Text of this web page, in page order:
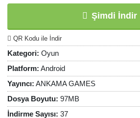
Şimdi İndir
QR Kodu ile İndir
Kategori: Oyun
Platform: Android
Yayıncı: ANKAMA GAMES
Dosya Boyutu: 97MB
İndirme Sayısı: 37